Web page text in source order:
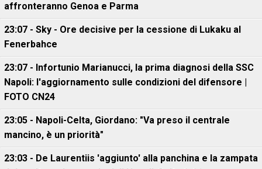
affronteranno Genoa e Parma
23:07 - Sky - Ore decisive per la cessione di Lukaku al
Fenerbahce
23:07 - Infortunio Marianucci, la prima diagnosi della SSC
Napoli: l'aggiornamento sulle condizioni del difensore |
FOTO CN24
23:05 - Napoli-Celta, Giordano: "Va preso il centrale
mancino, è un priorità"
23:03 - De Laurentiis 'aggiunto' alla panchina e la zampata